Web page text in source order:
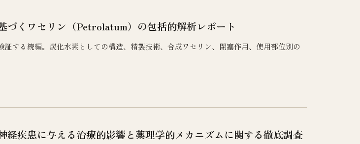
づくワセリン（Petrolatum）の包括的解析レポート
する続編。炭化水素としての構造、精製技術、合成ワセリン、閉塞作用、使用部位別の
経疾患に与える治療的影響と薬理学的メカニズムに関する徹底調査